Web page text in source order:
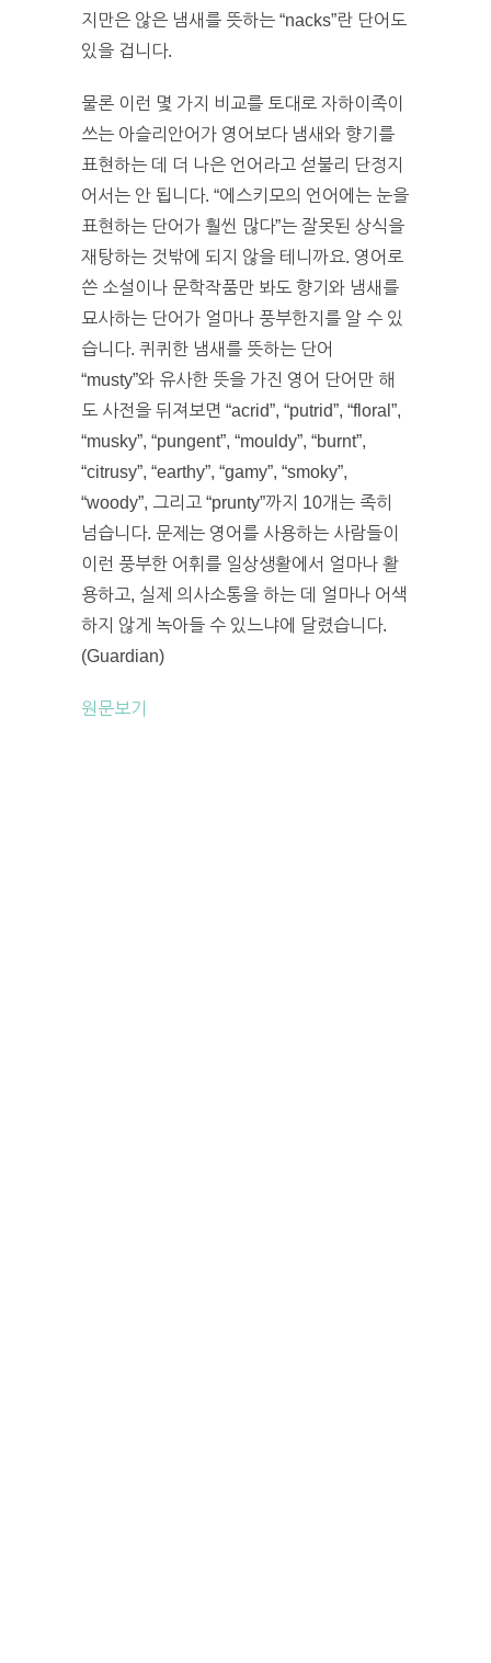
지만은 않은 냄새를 뜻하는 “nacks”란 단어도
있을 겁니다.
물론 이런 몇 가지 비교를 토대로 자하이족이
쓰는 아슬리안어가 영어보다 냄새와 향기를
표현하는 데 더 나은 언어라고 섣불리 단정지
어서는 안 됩니다. “에스키모의 언어에는 눈을
표현하는 단어가 훨씬 많다”는 잘못된 상식을
재탕하는 것밖에 되지 않을 테니까요. 영어로
쓴 소설이나 문학작품만 봐도 향기와 냄새를
묘사하는 단어가 얼마나 풍부한지를 알 수 있
습니다. 퀴퀴한 냄새를 뜻하는 단어
“musty”와 유사한 뜻을 가진 영어 단어만 해
도 사전을 뒤져보면 “acrid”, “putrid”, “floral”,
“musky”, “pungent”, “mouldy”, “burnt”,
“citrusy”, “earthy”, “gamy”, “smoky”,
“woody”, 그리고 “prunty”까지 10개는 족히
넘습니다. 문제는 영어를 사용하는 사람들이
이런 풍부한 어휘를 일상생활에서 얼마나 활
용하고, 실제 의사소통을 하는 데 얼마나 어색
하지 않게 녹아들 수 있느냐에 달렸습니다.
(Guardian)
원문보기